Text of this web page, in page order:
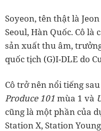
Soyeon, tên thật là
Seoul, Hàn Quốc. Cô là
sản xuất thu âm,
quốc tịch (G)I-DLE do
Cô trở nên nổi tiếng
Produce 101 mùa 1 và
cũng là một phần của
Station X, Station